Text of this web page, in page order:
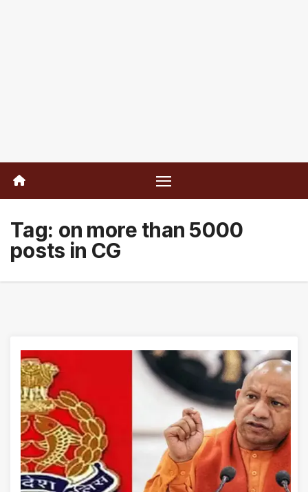
Tag: on more than 5000
posts in CG